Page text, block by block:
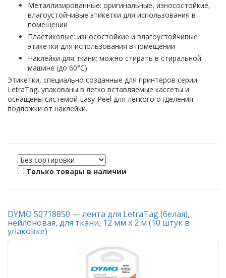
Металлизированные: оригинальные, износостойкие,
влагоустойчивые этикетки для использования в
помещении
Пластиковые: износостойкие и влагоустойчивые
этикетки для использования в помещении
Наклейки для ткани: можно стирать в стиральной
машине (до 60°C)
Этикетки, специально созданные для принтеров серии
LetraTag, упакованы в легко вставляемые кассеты и
оснащены системой Easy-Peel для легкого отделения
подложки от наклейки.
Только товары в наличии
DYMO S0718850 — лента для LetraTag (белая),
нейлоновая, для ткани, 12 мм х 2 м (10 штук в
упаковке)